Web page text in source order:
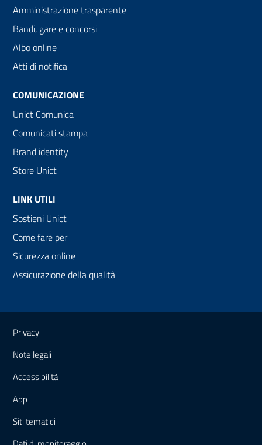
Amministrazione trasparente
Bandi, gare e concorsi
Albo online
Atti di notifica
COMUNICAZIONE
Unict Comunica
Comunicati stampa
Brand identity
Store Unict
LINK UTILI
Sostieni Unict
Come fare per
Sicurezza online
Assicurazione della qualità
Link e informazioni utili
Privacy
Note legali
Accessibilità
App
Siti tematici